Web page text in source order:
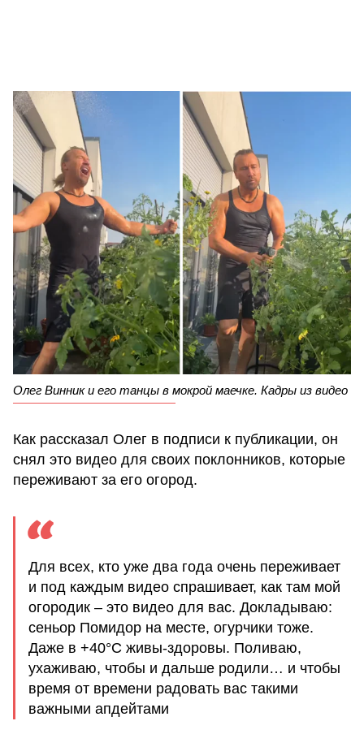
Олег Винник и его танцы в мокрой маечке. Кадры из видео
Как рассказал Олег в подписи к публикации, он
снял это видео для своих поклонников, которые
переживают за его огород.
Для всех, кто уже два года очень переживает
и под каждым видео спрашивает, как там мой
огородик – это видео для вас. Докладываю:
сеньор Помидор на месте, огурчики тоже.
Даже в +40°C живы-здоровы. Поливаю,
ухаживаю, чтобы и дальше родили… и чтобы
время от времени радовать вас такими
важными апдейтами